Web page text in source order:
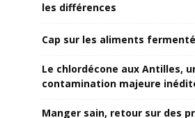
les différences
Cap sur les aliments
Le chlordécone aux Antilles,
contamination majeure
Manger sain, retour sur des